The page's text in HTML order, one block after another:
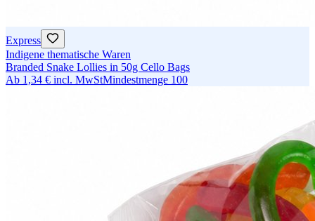
Express
Indigene thematische Waren
Branded Snake Lollies in 50g Cello Bags
Ab 1,34 € incl. MwStMindestmenge 100